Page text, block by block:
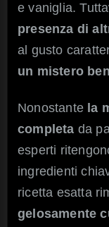
e vaniglia.
presenza di
al gusto
un mistero
Nonostante la
completa da
esperti
ingredienti
ricetta esatta
gelosamente